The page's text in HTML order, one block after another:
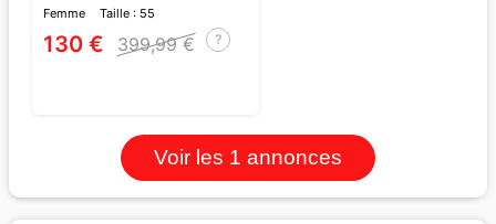
Femme Taille : 55
130 € 399,99 € ?
Voir les 1 annonces